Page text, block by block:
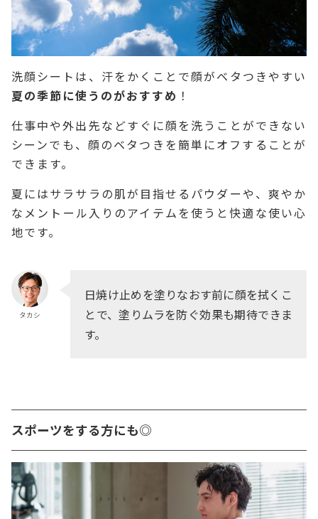
洗顔シートは、汗をかくことで顔がベタつきやすい
夏の季節に使うのがおすすめ ！
仕事中や外出先などすぐに顔を洗うことができない
シーンでも、顔のベタつきを簡単にオフすることが
できます。
夏にはサラサラの肌が目指せるパウダーや、爽やか
なメントール入りのアイテムを使うと快適な使い心
地です。
タカシ
日焼け止めを塗りなおす前に顔を拭くこ
とで、塗りムラを防ぐ効果も期待できま
す。
スポーツをする方にも◎